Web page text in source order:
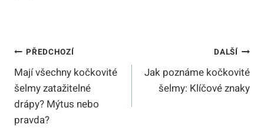
Navigace
Pro
Příspěvek
PŘEDCHOZÍ
Mají všechny kočkovité
šelmy zatažitelné
drápy? Mýtus nebo
pravda?
DALŠÍ
Jak poznáme kočkovité
šelmy: Klíčové znaky